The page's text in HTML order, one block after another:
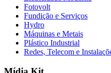
Fotovolt
Fundição e Serviços
Hydro
Máquinas e Metais
Plástico Industrial
Redes, Telecom e